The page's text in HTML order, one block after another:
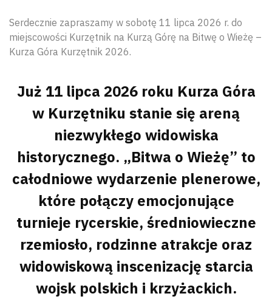
Serdecznie zapraszamy w sobotę 11 lipca 2026 r. do
miejscowości Kurzętnik na Kurzą Górę na Bitwę o Wieżę –
Kurza Góra Kurzętnik 2026.
Już 11 lipca 2026 roku Kurza Góra
w Kurzętniku stanie się areną
niezwykłego widowiska
historycznego. „Bitwa o Wieżę” to
całodniowe wydarzenie plenerowe,
które połączy emocjonujące
turnieje rycerskie, średniowieczne
rzemiosło, rodzinne atrakcje oraz
widowiskową inscenizację starcia
wojsk polskich i krzyżackich.